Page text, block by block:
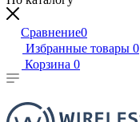
Сравнение0
Избранные товары 0
Корзина 0